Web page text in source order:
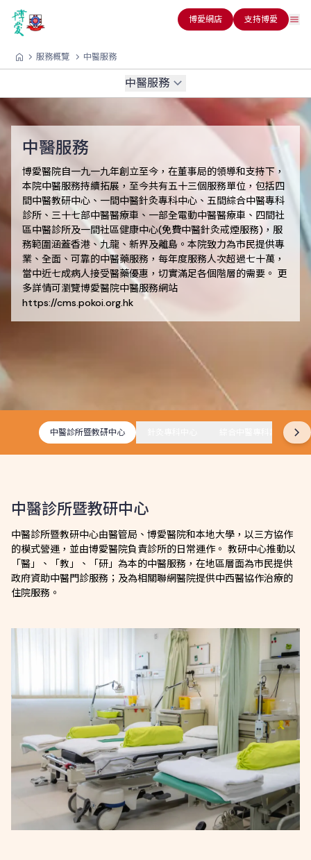
博愛網店 支持博愛
服務概覽 中醫服務
中醫服務
中醫服務
博愛醫院自一九一九年創立至今，在董事局的領導和支持下，
本院中醫服務持續拓展，至今共有五十三個服務單位，包括四
間中醫教研中心、一間中醫針灸專科中心、五間綜合中醫專科
診所、三十七部中醫醫療車、一部全電動中醫醫療車、四間社
區中醫診所及一間社區健康中心(免費中醫針灸戒煙服務)，服
務範圍涵蓋香港、九龍、新界及離島。本院致力為市民提供專
業、全面、可靠的中醫藥服務，每年度服務人次超過七十萬，
當中近七成病人接受醫藥優惠，切實滿足各個階層的需要。 更
多詳情可瀏覽博愛醫院中醫服務網站
https://cms.pokoi.org.hk
中醫診所暨教研中心 綜合中醫專科診所
中醫診所暨教研中心
中醫診所暨教研中心由醫管局、博愛醫院和本地大學，以三方協作
的模式營運，並由博愛醫院負責診所的日常運作。 教研中心推動以
「醫」、「教」、「研」為本的中醫服務，在地區層面為市民提供
政府資助中醫門診服務；及為相關聯網醫院提供中西醫協作治療的
住院服務。